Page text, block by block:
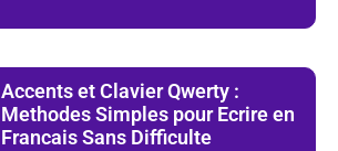
Accents et Clavier Qwerty :
Methodes Simples pour Ecrire en
Francais Sans Difficulte